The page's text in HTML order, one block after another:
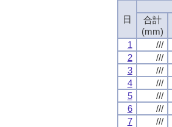
日
合計
(mm)
1
///
2
///
3
///
4
///
5
///
6
///
7
///